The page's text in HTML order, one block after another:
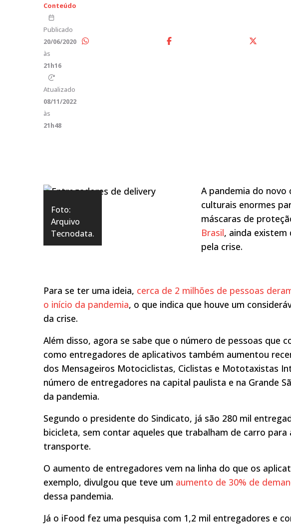
Conteúdo
Publicado
20/06/2020
às
21h16
Atualizado
08/11/2022
às
21h48
Foto:
Arquivo
Tecnodata.
A pandemia do
culturais enormes
máscaras de
Brasil, ainda existem
pela crise.
Para se ter uma ideia, cerca de 2 milhões de pessoas
o início da pandemia, o que indica que houve um
da crise.
Além disso, agora se sabe que o número de pessoas que
como entregadores de aplicativos também aumentou
dos Mensageiros Motociclistas, Ciclistas e Mototaxistas
número de entregadores na capital paulista e na Grande
da pandemia.
Segundo o presidente do Sindicato, já são 280 mil
bicicleta, sem contar aqueles que trabalham de carro
transporte.
O aumento de entregadores vem na linha do que os
exemplo, divulgou que teve um aumento de 30% de
dessa pandemia.
Já o iFood fez uma pesquisa com 1,2 mil entregadores e